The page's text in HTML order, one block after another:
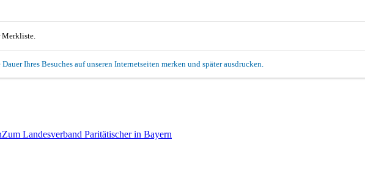
Merkliste.
Ihres Besuches auf unseren Internetseiten merken und später ausdrucken.
Zum Landesverband Paritätischer in Bayern